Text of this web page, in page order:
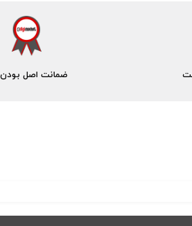
ضمانت اصل بودن